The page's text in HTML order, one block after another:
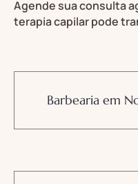
Agende sua consulta
terapia capilar pode
Barbearia em